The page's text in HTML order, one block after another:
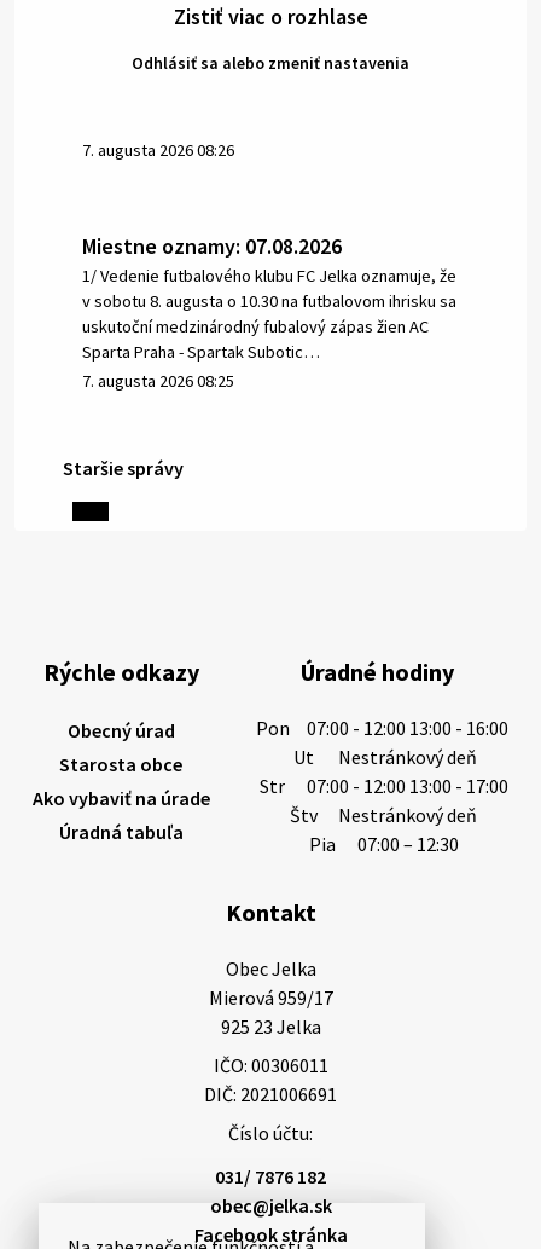
Zistiť viac o rozhlase
Odhlásiť sa alebo zmeniť nastavenia
7. augusta 2026 08:26
Miestne oznamy: 07.08.2026
1/ Vedenie futbalového klubu FC Jelka oznamuje, že
v sobotu 8. augusta o 10.30 na futbalovom ihrisku sa
uskutoční medzinárodný fubalový zápas žien AC
Sparta Praha - Spartak Subotic…
7. augusta 2026 08:25
6. augusta 2026 08:13
výdatnosti vodárenských zdrojov.
Západoslovenská vodárenská spoločnosť preto
6. augusta 2026 08:12
5. augusta 2026 13:10
Smútočný oznam: 05.08.2026 1/ Vážení obyvatelia!S
hlbokým zármutkom Vám oznamujeme, že vo veku
73 rokov nás opustila Irena Tanková, rodená
Tanková. Pohreb zosnulej bude dňa 6.08.20…
5. augusta 2026 12:59
Staršie správy
Rýchle odkazy
Obecný úrad
Starosta obce
Ako vybaviť na úrade
Úradná tabuľa
Úradné hodiny
Pon
07:00 - 12:00 13:00 - 16:00
Ut
Nestránkový deň
Str
07:00 - 12:00 13:00 - 17:00
Štv
Nestránkový deň
Pia
07:00 – 12:30
Kontakt
Obec Jelka
Mierová 959/17
925 23 Jelka
IČO: 00306011
DIČ: 2021006691
Číslo účtu:
031/ 7876 182
obec@jelka.sk
Facebook stránka